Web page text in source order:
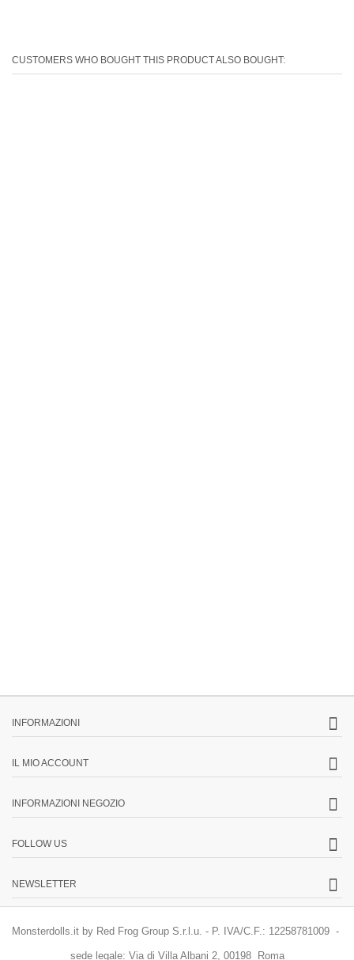
CUSTOMERS WHO BOUGHT THIS PRODUCT ALSO BOUGHT:
INFORMAZIONI
IL MIO ACCOUNT
INFORMAZIONI NEGOZIO
FOLLOW US
NEWSLETTER
Monsterdolls.it by Red Frog Group S.r.l.u. - P. IVA/C.F.: 12258781009 -
sede legale: Via di Villa Albani 2, 00198 Roma